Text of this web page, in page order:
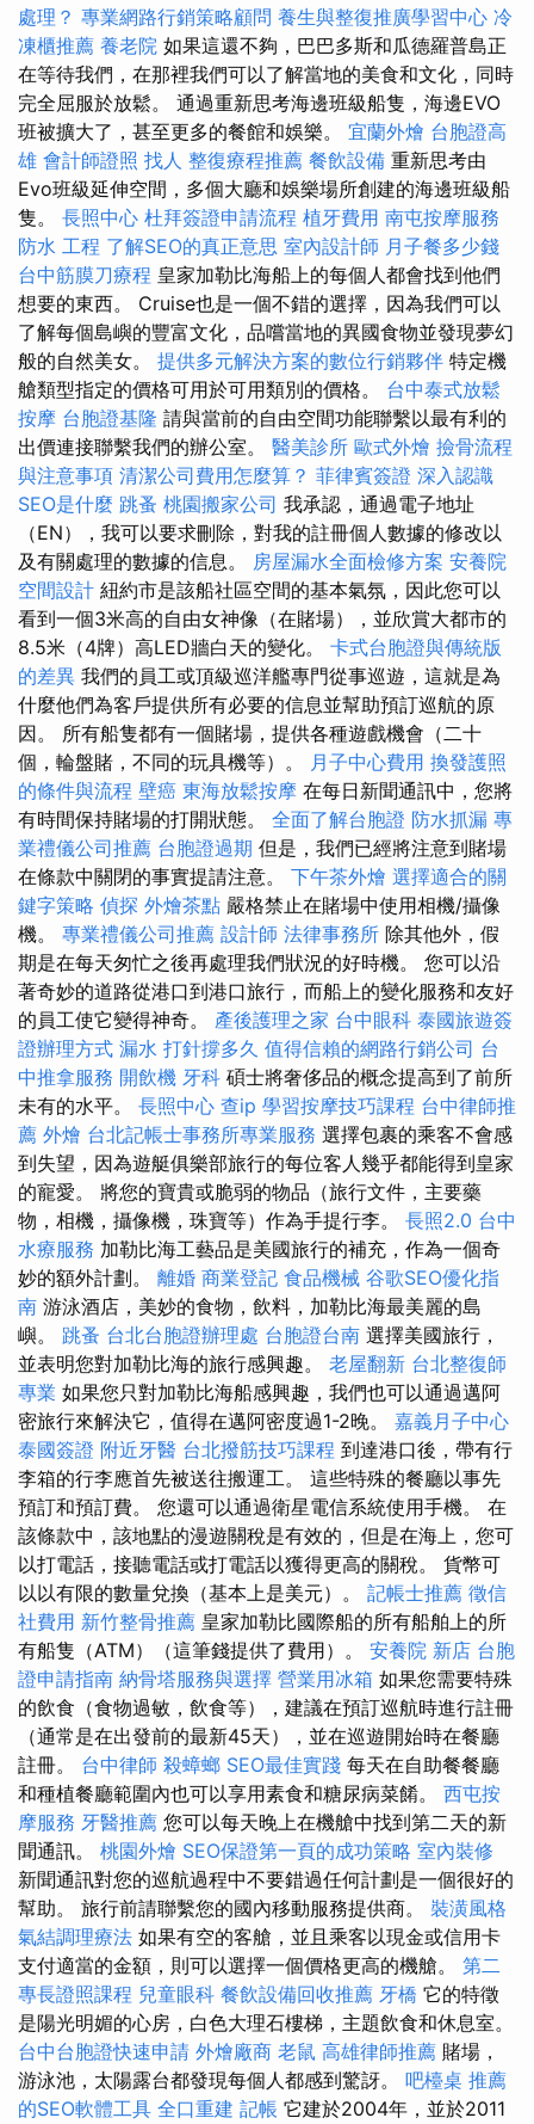
處理？ 專業網路行銷策略顧問 養生與整復推廣學習中心 冷
凍櫃推薦 養老院 如果這還不夠，巴巴多斯和瓜德羅普島正
在等待我們，在那裡我們可以了解當地的美食和文化，同時
完全屈服於放鬆。 通過重新思考海邊班級船隻，海邊EVO
班被擴大了，甚至更多的餐館和娛樂。 宜蘭外燴 台胞證高
雄 會計師證照 找人 整復療程推薦 餐飲設備 重新思考由
Evo班級延伸空間，多個大廳和娛樂場所創建的海邊班級船
隻。 長照中心 杜拜簽證申請流程 植牙費用 南屯按摩服務
防水 工程 了解SEO的真正意思 室內設計師 月子餐多少錢
台中筋膜刀療程 皇家加勒比海船上的每個人都會找到他們
想要的東西。 Cruise也是一個不錯的選擇，因為我們可以
了解每個島嶼的豐富文化，品嚐當地的異國食物並發現夢幻
般的自然美女。 提供多元解決方案的數位行銷夥伴 特定機
艙類型指定的價格可用於可用類別的價格。 台中泰式放鬆
按摩 台胞證基隆 請與當前的自由空間功能聯繫以最有利的
出價連接聯繫我們的辦公室。 醫美診所 歐式外燴 撿骨流程
與注意事項 清潔公司費用怎麼算？ 菲律賓簽證 深入認識
SEO是什麼 跳蚤 桃園搬家公司 我承認，通過電子地址
（EN），我可以要求刪除，對我的註冊個人數據的修改以
及有關處理的數據的信息。 房屋漏水全面檢修方案 安養院
空間設計 紐約市是該船社區空間的基本氣氛，因此您可以
看到一個3米高的自由女神像（在賭場），並欣賞大都市的
8.5米（4牌）高LED牆白天的變化。 卡式台胞證與傳統版
的差異 我們的員工或頂級巡洋艦專門從事巡遊，這就是為
什麼他們為客戶提供所有必要的信息並幫助預訂巡航的原
因。 所有船隻都有一個賭場，提供各種遊戲機會（二十
個，輪盤賭，不同的玩具機等）。
月子中心費用 換發護照
的條件與流程 壁癌 東海放鬆按摩 在每日新聞通訊中，您將
有時間保持賭場的打開狀態。 全面了解台胞證 防水抓漏 專
業禮儀公司推薦 台胞證過期 但是，我們已經將注意到賭場
在條款中關閉的事實提請注意。 下午茶外燴 選擇適合的關
鍵字策略 偵探 外燴茶點 嚴格禁止在賭場中使用相機/攝像
機。 專業禮儀公司推薦 設計師 法律事務所 除其他外，假
期是在每天匆忙之後再處理我們狀況的好時機。 您可以沿
著奇妙的道路從港口到港口旅行，而船上的變化服務和友好
的員工使它變得神奇。 產後護理之家 台中眼科 泰國旅遊簽
證辦理方式 漏水 打針撐多久 值得信賴的網路行銷公司 台
中推拿服務 開飲機 牙科 碩士將奢侈品的概念提高到了前所
未有的水平。 長照中心 查ip 學習按摩技巧課程 台中律師推
薦 外燴 台北記帳士事務所專業服務 選擇包裹的乘客不會感
到失望，因為遊艇俱樂部旅行的每位客人幾乎都能得到皇家
的寵愛。 將您的寶貴或脆弱的物品（旅行文件，主要藥
物，相機，攝像機，珠寶等）作為手提行李。 長照2.0 台中
水療服務 加勒比海工藝品是美國旅行的補充，作為一個奇
妙的額外計劃。 離婚 商業登記 食品機械 谷歌SEO優化指
南 游泳酒店，美妙的食物，飲料，加勒比海最美麗的島
嶼。 跳蚤 台北台胞證辦理處 台胞證台南 選擇美國旅行，
並表明您對加勒比海的旅行感興趣。 老屋翻新 台北整復師
專業 如果您只對加勒比海船感興趣，我們也可以通過邁阿
密旅行來解決它，值得在邁阿密度過1-2晚。 嘉義月子中心
泰國簽證 附近牙醫 台北撥筋技巧課程 到達港口後，帶有行
李箱的行李應首先被送往搬運工。 這些特殊的餐廳以事先
預訂和預訂費。 您還可以通過衛星電信系統使用手機。 在
該條款中，該地點的漫遊關稅是有效的，但是在海上，您可
以打電話，接聽電話或打電話以獲得更高的關稅。 貨幣可
以以有限的數量兌換（基本上是美元）。 記帳士推薦 徵信
社費用 新竹整骨推薦 皇家加勒比國際船的所有船舶上的所
有船隻（ATM）（這筆錢提供了費用）。 安養院 新店 台胞
證申請指南 納骨塔服務與選擇 營業用冰箱 如果您需要特殊
的飲食（食物過敏，飲食等），建議在預訂巡航時進行註冊
（通常是在出發前的最新45天），並在巡遊開始時在餐廳
註冊。 台中律師 殺蟑螂 SEO最佳實踐 每天在自助餐餐廳
和種植餐廳範圍內也可以享用素食和糖尿病菜餚。 西屯按
摩服務 牙醫推薦 您可以每天晚上在機艙中找到第二天的新
聞通訊。 桃園外燴 SEO保證第一頁的成功策略 室內裝修
新聞通訊對您的巡航過程中不要錯過任何計劃是一個很好的
幫助。 旅行前請聯繫您的國內移動服務提供商。 裝潢風格
氣結調理療法 如果有空的客艙，並且乘客以現金或信用卡
支付適當的金額，則可以選擇一個價格更高的機艙。 第二
專長證照課程 兒童眼科 餐飲設備回收推薦 牙橋 它的特徵
是陽光明媚的心房，白色大理石樓梯，主題飲食和休息室。
台中台胞證快速申請 外燴廠商 老鼠 高雄律師推薦 賭場，
游泳池，太陽露台都發現每個人都感到驚訝。 吧檯桌 推薦
的SEO軟體工具 全口重建 記帳 它建於2004年，並於2011